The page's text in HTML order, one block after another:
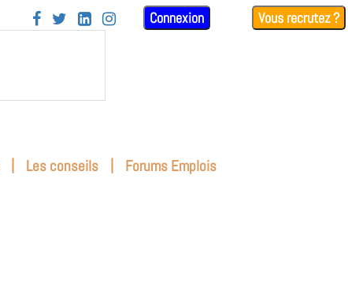
    Connexion Vous recrutez ?
| Les conseils | Forums Emplois